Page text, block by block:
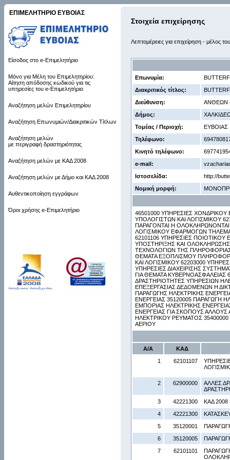
ΕΠΙΜΕΛΗΤΗΡΙΟ ΕΥΒΟΙΑΣ
Είσοδος στο e-Επιμελητήριο
Μόνο για Μέλη του Επιμελητηρίου:
Αίτηση απόδοσης κωδικού για τις
υπηρεσίες του e-Επιμελητήριο
Αναζήτηση μελών Επιμελητηρίου
Αναζήτηση Επωνυμιών/Διακριτικών Τίτλων
Αναζήτηση μελών
με περιγραφή δραστηριότητας
Αναζήτηση μελών με ΚΑΔ 2008
Αναζήτηση μελών με Δήμο και ΚΑΔ 2008
Αυθεντικοποίηση εγγράφων
Όροι χρήσης e-Επιμελητήριο
Στοιχεία επιχείρησης
Λεπτομέρειες για επιχείρηση - μέλος
Επωνυμία:
Διακριτικός τίτλος:
Διεύθυνση:
ΑΝΘΕΩΝ
Δήμος:
Τομέας / Περιοχή:
ΕΥΒΟΙΑΣ
Τηλέφωνο:
Κινητό τηλέφωνο:
e-mail:
Ιστοσελίδα:
http://
Νομική μορφή:
46501000 ΥΠΗΡΕΣΙΕΣ
ΥΠΟΛΟΓΙΣΤΩΝ ΚΑΙ ΛΟΓΙΣΜΙΚΟΥ
ΠΑΡΑΓΟΝΤΑΙ Η ΟΛΟΚΛΗΡΩΝΟΝΤΑΙ
ΛΟΓΙΣΜΙΚΟΥ ΕΦΑΡΜΟΓΩΝ
62101106 ΥΠΗΡΕΣΙΕΣ ΠΟΙΟΤΙΚΟΥ
ΥΠΟΣΤΗΡΙΞΗΣ ΚΑΙ ΟΛΟΚΛΗΡΩΣΗΣ
ΤΕΧΝΟΛΟΓΙΩΝ ΤΗΣ ΠΛΗΡΟΦΟΡΙΑΣ
ΘΕΜΑΤΑ ΕΞΟΠΛΙΣΜΟΥ
ΚΑΙ ΛΟΓΙΣΜΙΚΟΥ 62203000
ΥΠΗΡΕΣΙΕΣ ΔΙΑΧΕΙΡΙΣΗΣ
ΓΙΑ ΘΕΜΑΤΑ ΚΥΒΕΡΝΟΑΣΦΑΛΕΙΑΣ
ΔΡΑΣΤΗΡΙΟΤΗΤΕΣ ΥΠΗΡΕΣΙΩΝ
ΕΠΕΞΕΡΓΑΣΙΑΣ ΔΕΔΟΜΕΝΩΝ Η
ΠΑΡΑΓΩΓΗΣ ΗΛΕΚΤΡΙΚΗΣ
ΕΝΕΡΓΕΙΑΣ 35120005 ΠΑΡΑΓΩΓΗ
ΕΜΠΟΡΙΑΣ ΗΛΕΚΤΡΙΚΗΣ
ΕΝΕΡΓΕΙΑΣ ΓΙΑ ΣΚΟΠΟΥΣ
ΗΛΕΚΤΡΙΚΟΥ ΡΕΥΜΑΤΟΣ
ΑΕΡΙΟΥ
Α/Α
ΚΑΔ
1
62101107
2 62900000
ΑΛΛΕΣ
3
42221300
ΚΑΔ 2008
4
42221300
5
35120001
6
35120005
7
62101101